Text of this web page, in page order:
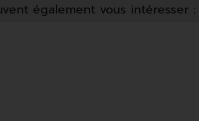
également vous intéresser :